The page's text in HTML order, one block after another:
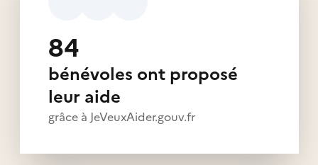
84
bénévoles ont proposé
leur aide
grâce à JeVeuxAider.gouv.fr